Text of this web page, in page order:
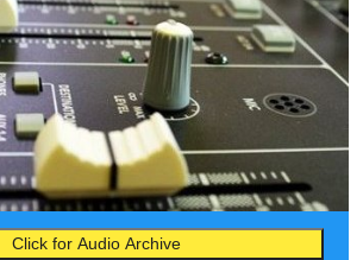
Click for Audio Archive